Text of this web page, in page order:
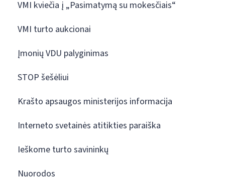
VMI kviečia į „Pasimatymą su mokesčiais“
VMI turto aukcionai
Įmonių VDU palyginimas
STOP šešėliui
Krašto apsaugos ministerijos informacija
Interneto svetainės atitikties paraiška
Ieškome turto savininkų
Nuorodos